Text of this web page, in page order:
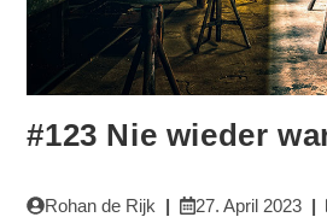
#123 Nie wieder
Beitrags-
Rohan de Rijk
Beitrag
27. April 2023